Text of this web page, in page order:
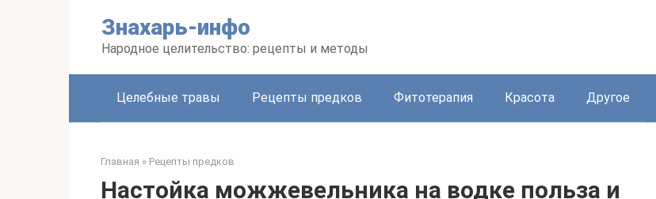
Знахарь-инфо
Народное целительство: рецепты и методы
Целебные травы Рецепты предков Фитотерапия Красота Другое
Главная » Рецепты предков
Настойка можжевельника на водке польза и